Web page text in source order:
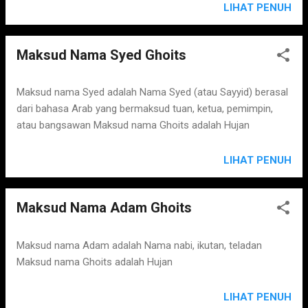
LIHAT PENUH
Maksud Nama Syed Ghoits
Maksud nama Syed adalah Nama Syed (atau Sayyid) berasal
dari bahasa Arab yang bermaksud tuan, ketua, pemimpin,
atau bangsawan Maksud nama Ghoits adalah Hujan
LIHAT PENUH
Maksud Nama Adam Ghoits
Maksud nama Adam adalah Nama nabi, ikutan, teladan
Maksud nama Ghoits adalah Hujan
LIHAT PENUH